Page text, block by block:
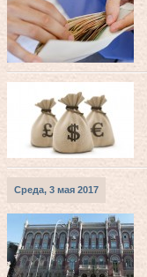
Среда, 3 мая 2017